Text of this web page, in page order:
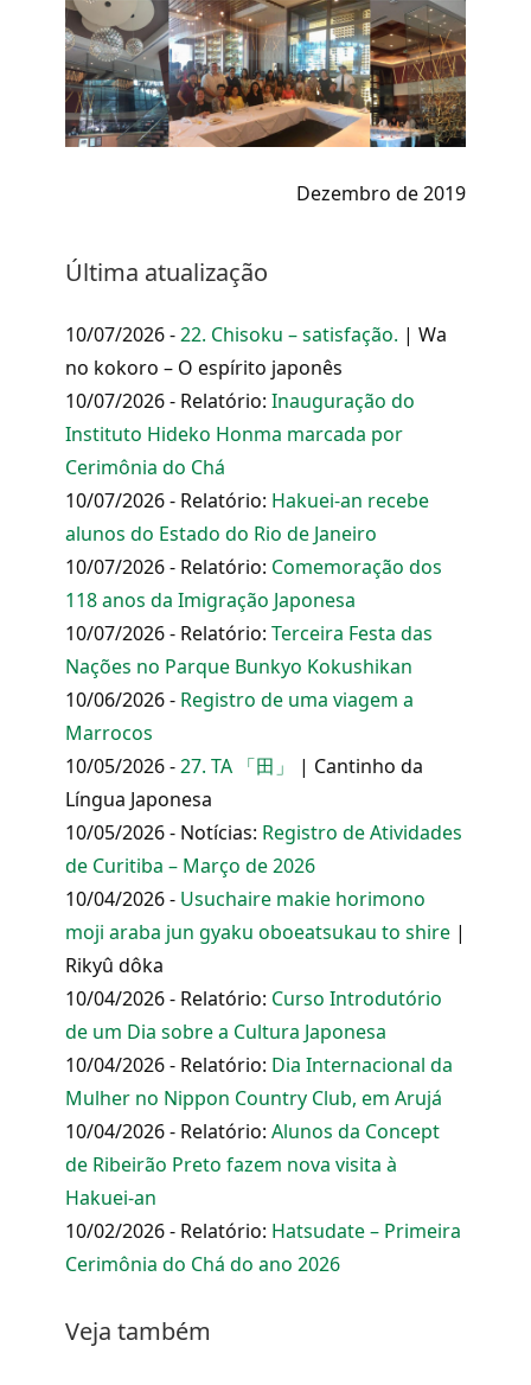
Dezembro de 2019
Última atualização
10/07/2026 -22. Chisoku – satisfação. | Wa
no kokoro – O espírito japonês
10/07/2026 - Relatório: Inauguração do
Instituto Hideko Honma marcada por
Cerimônia do Chá
10/07/2026 - Relatório: Hakuei-an recebe
alunos do Estado do Rio de Janeiro
10/07/2026 - Relatório: Comemoração dos
118 anos da Imigração Japonesa
10/07/2026 - Relatório: Terceira Festa das
Nações no Parque Bunkyo Kokushikan
10/06/2026 - Registro de uma viagem a
Marrocos
10/05/2026 -27. TA 「田」
| Cantinho da
Língua Japonesa
10/05/2026 - Notícias: Registro de Atividades
de Curitiba – Março de 2026
10/04/2026 - Usuchaire makie horimono
moji araba jun gyaku oboeatsukau to shire |
Rikyû dôka
10/04/2026 - Relatório: Curso Introdutório
de um Dia sobre a Cultura Japonesa
10/04/2026 - Relatório: Dia Internacional da
Mulher no Nippon Country Club, em Arujá
10/04/2026 - Relatório: Alunos da Concept
de Ribeirão Preto fazem nova visita à
Hakuei-an
10/02/2026 - Relatório: Hatsudate – Primeira
Cerimônia do Chá do ano 2026
Veja também